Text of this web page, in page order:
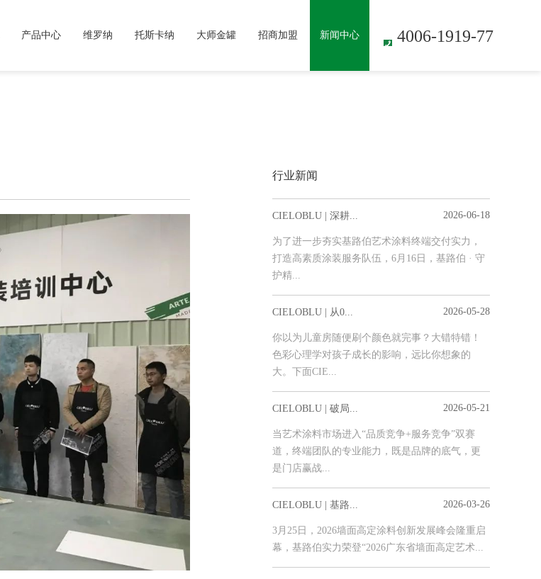
产品中心 维罗纳 托斯卡纳 大师金罐 招商加盟 新闻中心 4006-1919-77
行业新闻
CIELOBLU | 深耕... 2026-06-18
为了进一步夯实基路伯艺术涂料终端交付实力，
打造高素质涂装服务队伍，6月16日，基路伯 · 守
护精...
CIELOBLU | 从0... 2026-05-28
你以为儿童房随便刷个颜色就完事？大错特错！
色彩心理学对孩子成长的影响，远比你想象的
大。下面CIE...
CIELOBLU | 破局... 2026-05-21
当艺术涂料市场进入“品质竞争+服务竞争”双赛
道，终端团队的专业能力，既是品牌的底气，更
是门店赢战...
CIELOBLU | 基路... 2026-03-26
3月25日，2026墙面高定涂料创新发展峰会隆重启
幕，基路伯实力荣登“2026广东省墙面高定艺术...